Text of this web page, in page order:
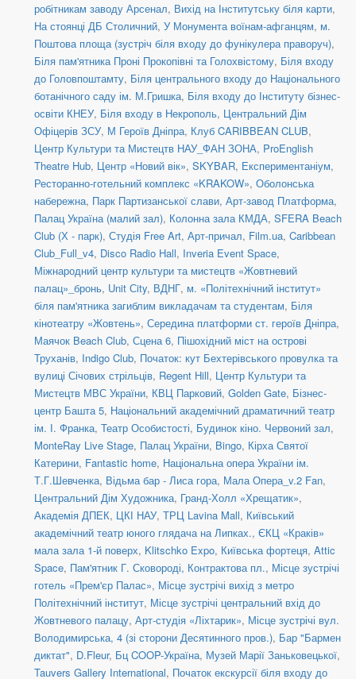
робітникам заводу Арсенал, Вихід на Інститутську біля карти,
На стоянці ДБ Столичний, У Монумента воїнам-афганцям, м.
Поштова площа (зустріч біля входу до фунікулера праворуч),
Біля пам'ятника Проні Прокопівні та Голохвістому, Біля входу
до Головпоштамту, Біля центрального входу до Національного
ботанічного саду ім. М.Гришка, Біля входу до Інституту бізнес-
освіти КНЕУ, Біля входу в Некрополь, Центральний Дім
Офіцерів ЗСУ, М Героїв Дніпра, Клуб CARIBBEAN CLUB,
Центр Культури та Мистецтв НАУ_ФАН ЗОНА, ProEnglish
Theatre Hub, Центр «Новий вік», SKYBAR, Експериментаніум,
Ресторанно-готельний комплекс «KRAKOW», Оболонська
набережна, Парк Партизанської слави, Арт-завод Платформа,
Палац Україна (малий зал), Колонна зала КМДА, SFERA Beach
Club (Х - парк), Студія Free Art, Арт-причал, Film.ua, Caribbean
Club_Full_v4, Disco Radio Hall, Inveria Event Space,
Міжнародний центр культури та мистецтв «Жовтневий
палац»_бронь, Unit Сity, ВДНГ, м. «Політехнічний інститут»
біля пам'ятника загиблим викладачам та студентам, Біля
кінотеатру «Жовтень», Середина платформи ст. героїв Дніпра,
Маячок Beach Club, Сцена 6, Пішохідний міст на острові
Труханів, Indigo Club, Початок: кут Бехтерівського провулка та
вулиці Січових стрільців, Regent Hill, Центр Культури та
Мистецтв МВС України, КВЦ Парковий, Golden Gate, Бізнес-
центр Башта 5, Національний академічний драматичний театр
ім. І. Франка, Театр Особистості, Будинок кіно. Червоний зал,
MonteRay Live Stage, Палац України, Bingo, Кірха Святої
Катерини, Fantastic home, Національна опера України ім.
Т.Г.Шевченка, Відьма бар - Лиса гора, Мала Опера_v.2 Fan,
Центральний Дім Художника, Гранд-Холл «Хрещатик»,
Академія ДПЕК, ЦКІ НАУ, ТРЦ Lavina Mall, Київський
академічний театр юного глядача на Липках., ЄКЦ «Краків»
мала зала 1-й поверх, Klitschko Expo, Київська фортеця, Attic
Space, Пам'ятник Г. Сковороді, Контрактова пл., Місце зустрічі
готель «Прем'єр Палас», Місце зустрічі вихід з метро
Політехнічний інститут, Місце зустрічі центральний вхід до
Жовтневого палацу, Арт-студія «Ліхтарик», Місце зустрічі вул.
Володимирська, 4 (зі сторони Десятинного пров.), Бар "Бармен
диктат", D.Fleur, Бц COOP-Україна, Музей Марії Заньковецької,
Tauvers Gallery International, Початок екскурсії біля входу до